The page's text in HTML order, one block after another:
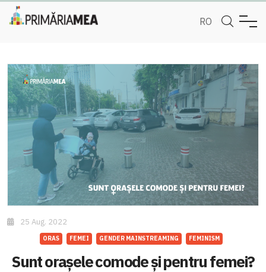
RO
25 Aug. 2022
ORAS FEMEI GENDER MAINSTREAMING FEMINISM
Sunt orașele comode și pentru femei?